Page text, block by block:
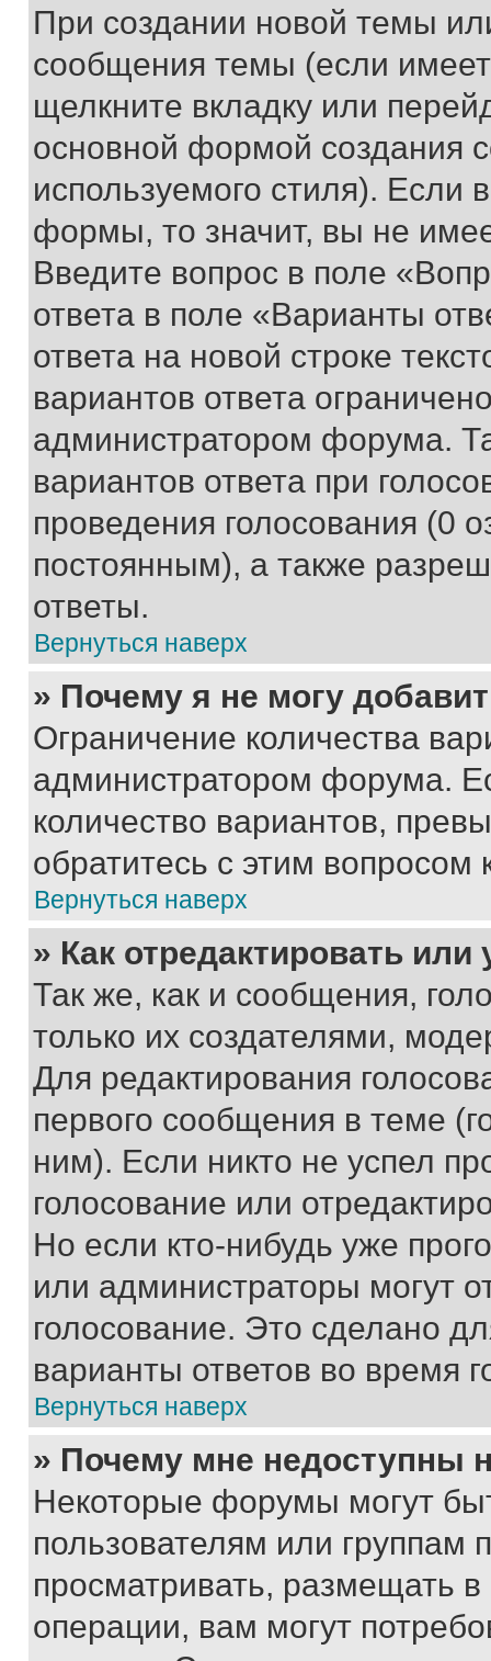
При создании новой темы
сообщения темы (если
щелкните вкладку или
основной формой создания
используемого стиля). Если
формы, то значит, вы не
Введите вопрос в поле
ответа в поле «Варианты
ответа на новой строке
вариантов ответа
администратором форума.
вариантов ответа при
проведения голосования (0
постоянным), а также
ответы.
Вернуться наверх
» Почему я не могу
Ограничение количества
администратором форума.
количество вариантов,
обратитесь с этим вопросом
Вернуться наверх
» Как отредактировать
Так же, как и сообщения,
только их создателями,
Для редактирования
первого сообщения в теме
ним). Если никто не успел
голосование или
Но если кто-нибудь уже
или администраторы могут
голосование. Это сделано
варианты ответов во время
Вернуться наверх
» Почему мне недоступны
Некоторые форумы могут
пользователям или группам
просматривать, размещать
операции, вам могут